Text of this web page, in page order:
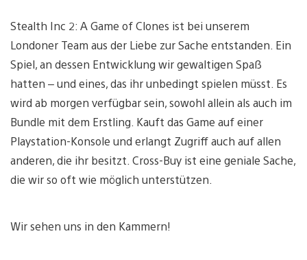
Stealth Inc 2: A Game of Clones ist bei unserem
Londoner Team aus der Liebe zur Sache entstanden. Ein
Spiel, an dessen Entwicklung wir gewaltigen Spaß
hatten – und eines, das ihr unbedingt spielen müsst. Es
wird ab morgen verfügbar sein, sowohl allein als auch im
Bundle mit dem Erstling. Kauft das Game auf einer
Playstation-Konsole und erlangt Zugriff auch auf allen
anderen, die ihr besitzt. Cross-Buy ist eine geniale Sache,
die wir so oft wie möglich unterstützen.
Wir sehen uns in den Kammern!